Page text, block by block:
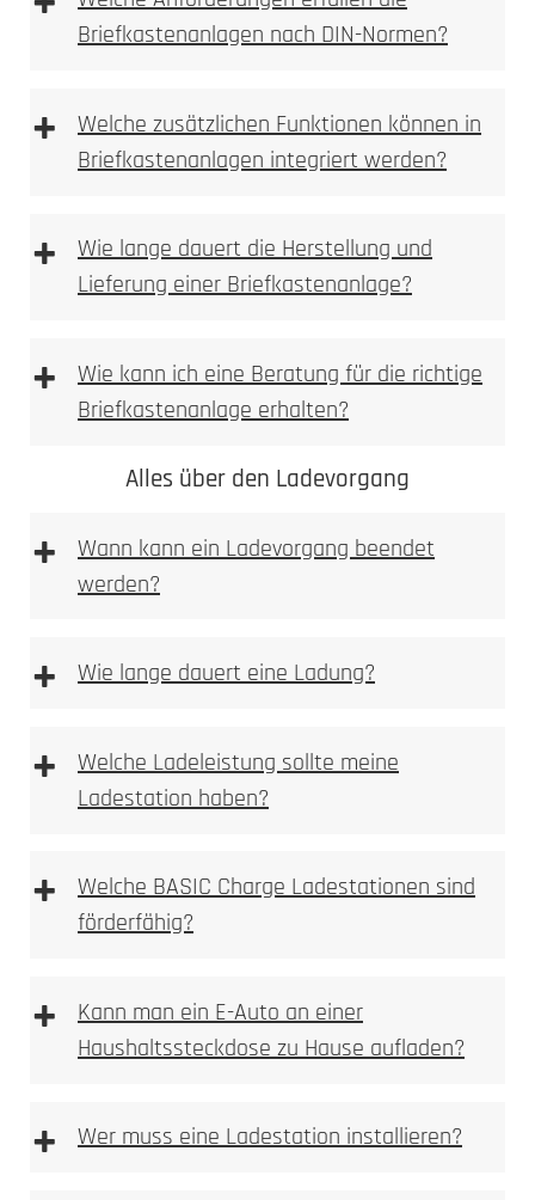
Benutzeroberfläche für die Fernsteuerung der
Anlage.
verschiedenen Orten aus.
Smart-Home-Integration: Steuern Sie die
Briefkastenanlagen nach DIN-Normen?
+
Welche zusätzlichen Funktionen können in
Briefkastenanlagen integriert werden?
+
Wie lange dauert die Herstellung und
Lieferung einer Briefkastenanlage?
+
Wie kann ich eine Beratung für die richtige
Briefkastenanlage erhalten?
Alles über den Ladevorgang
+
Wann kann ein Ladevorgang beendet
werden?
+ Wie lange dauert eine Ladung?
+
Welche Ladeleistung sollte meine
Ladestation haben?
+
Welche BASIC Charge Ladestationen sind
förderfähig?
+
Kann man ein E-Auto an einer
Haushaltssteckdose zu Hause aufladen?
+ Wer muss eine Ladestation installieren?